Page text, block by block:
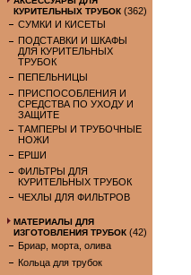
КУРИТЕЛЬНЫХ ТРУБОК (362)
СУМКИ И КИСЕТЫ
ПОДСТАВКИ И ШКАФЫ
ДЛЯ КУРИТЕЛЬНЫХ
ТРУБОК
ПЕПЕЛЬНИЦЫ
ПРИСПОСОБЛЕНИЯ И
СРЕДСТВА ПО УХОДУ И
ЗАЩИТЕ
ТАМПЕРЫ И ТРУБОЧНЫЕ
НОЖИ
ЕРШИ
ФИЛЬТРЫ ДЛЯ
КУРИТЕЛЬНЫХ ТРУБОК
ЧЕХЛЫ ДЛЯ ФИЛЬТРОВ
МАТЕРИАЛЫ ДЛЯ
ИЗГОТОВЛЕНИЯ ТРУБОК (42)
Бриар, морта, олива
Кольца для трубок